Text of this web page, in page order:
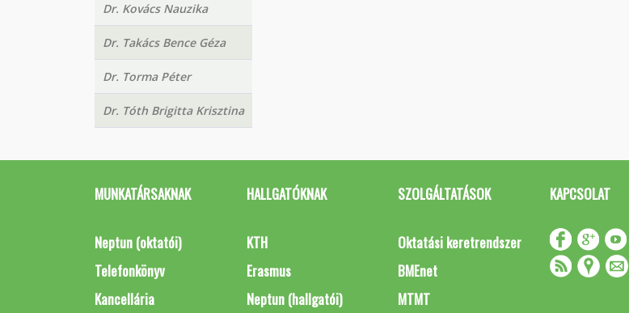
Dr. Kovács Nauzika
Dr. Takács Bence Géza
Dr. Torma Péter
Dr. Tóth Brigitta Krisztina
MUNKATÁRSAKNAK
Neptun (oktatói)
Telefonkönyv
Kancellária
HALLGATÓKNAK
KTH
Erasmus
Neptun (hallgatói)
SZOLGÁLTATÁSOK
Oktatási keretrendszer
BMEnet
MTMT
KAPCSOLAT